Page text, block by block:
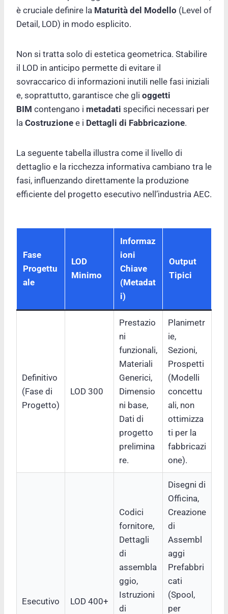
è cruciale definire la Maturità del Modello (Level of
Detail, LOD) in modo esplicito.
Non si tratta solo di estetica geometrica. Stabilire
il LOD in anticipo permette di evitare il
sovraccarico di informazioni inutili nelle fasi iniziali
e, soprattutto, garantisce che gli oggetti
BIM contengano i metadati specifici necessari per
la Costruzione e i Dettagli di Fabbricazione.
La seguente tabella illustra come il livello di
dettaglio e la ricchezza informativa cambiano tra le
fasi, influenzando direttamente la produzione
efficiente del progetto esecutivo nell’industria AEC.
Fase
Progettu
ale
LOD
Minimo
Informaz
ioni
Chiave
(Metadat
i)
Output
Tipici
Definitivo
(Fase di
Progetto)
LOD 300
Prestazio
ni
funzionali,
Materiali
Generici,
Dimensio
ni base,
Dati di
progetto
prelimina
re.
Planimetr
ie,
Sezioni,
Prospetti
(Modelli
concettu
ali, non
ottimizza
ti per la
fabbricazi
one).
Esecutivo LOD 400+
Codici
fornitore,
Dettagli
di
assembla
ggio,
Istruzioni
di
Disegni di
Officina,
Creazione
di
Assembl
aggi
Prefabbri
cati
(Spool,
per